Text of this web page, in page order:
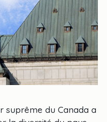
suprême du Canada a